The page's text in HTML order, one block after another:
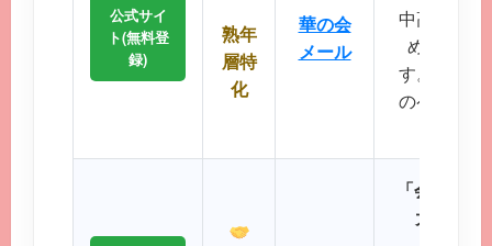
公式サイ
ト(無料登
録)
熟年
層特
化
華の会
メール
中高年層
め、同世
す。周囲
のペース
「会員数
大SNS